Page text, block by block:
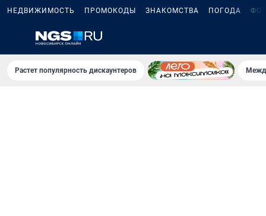
НЕДВИЖИМОСТЬ ПРОМОКОДЫ ЗНАКОМСТВА ПОГОДА
Растет популярность дискаунтеров